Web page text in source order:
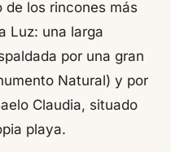
de los rincones más
Luz: una larga
por una gran
Natural) y por
Claudia, situado
playa.